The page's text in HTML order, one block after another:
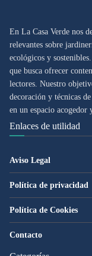
En La Casa Verde nos
relevantes sobre
ecológicos y
que busca ofrecer
lectores. Nuestro
decoración y técnicas
en un espacio acogedor
Enlaces de utilidad
Aviso Legal
Política de privacidad
Política de Cookies
Contacto